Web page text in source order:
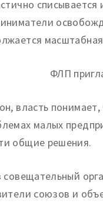
власть
малых
общие решения.
совещательный
союзов и